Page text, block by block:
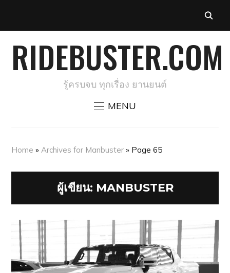
RIDEBUSTER.COM
รู้ครบจบ ทุกเรื่อง ยานยนต์
MENU
Home »Archives for Manbuster » Page 65
ผู้เขียน: MANBUSTER